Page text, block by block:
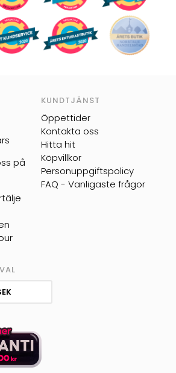
på
KUNDTJÄNST
Öppettider
Kontakta oss
Hitta hit
Köpvillkor
Personuppgiftspolicy
FAQ - Vanligaste frågor